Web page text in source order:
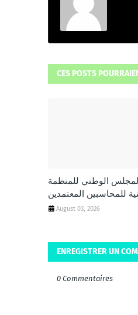
CES POSTS
الوطني للمنظمة
للمحاسبين المعتمدين
August 03, 2026
ENREGISTRER UN
0 Commentaires